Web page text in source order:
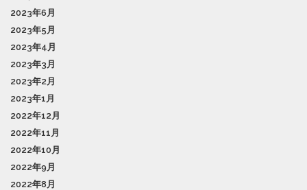
2023年6月
2023年5月
2023年4月
2023年3月
2023年2月
2023年1月
2022年12月
2022年11月
2022年10月
2022年9月
2022年8月